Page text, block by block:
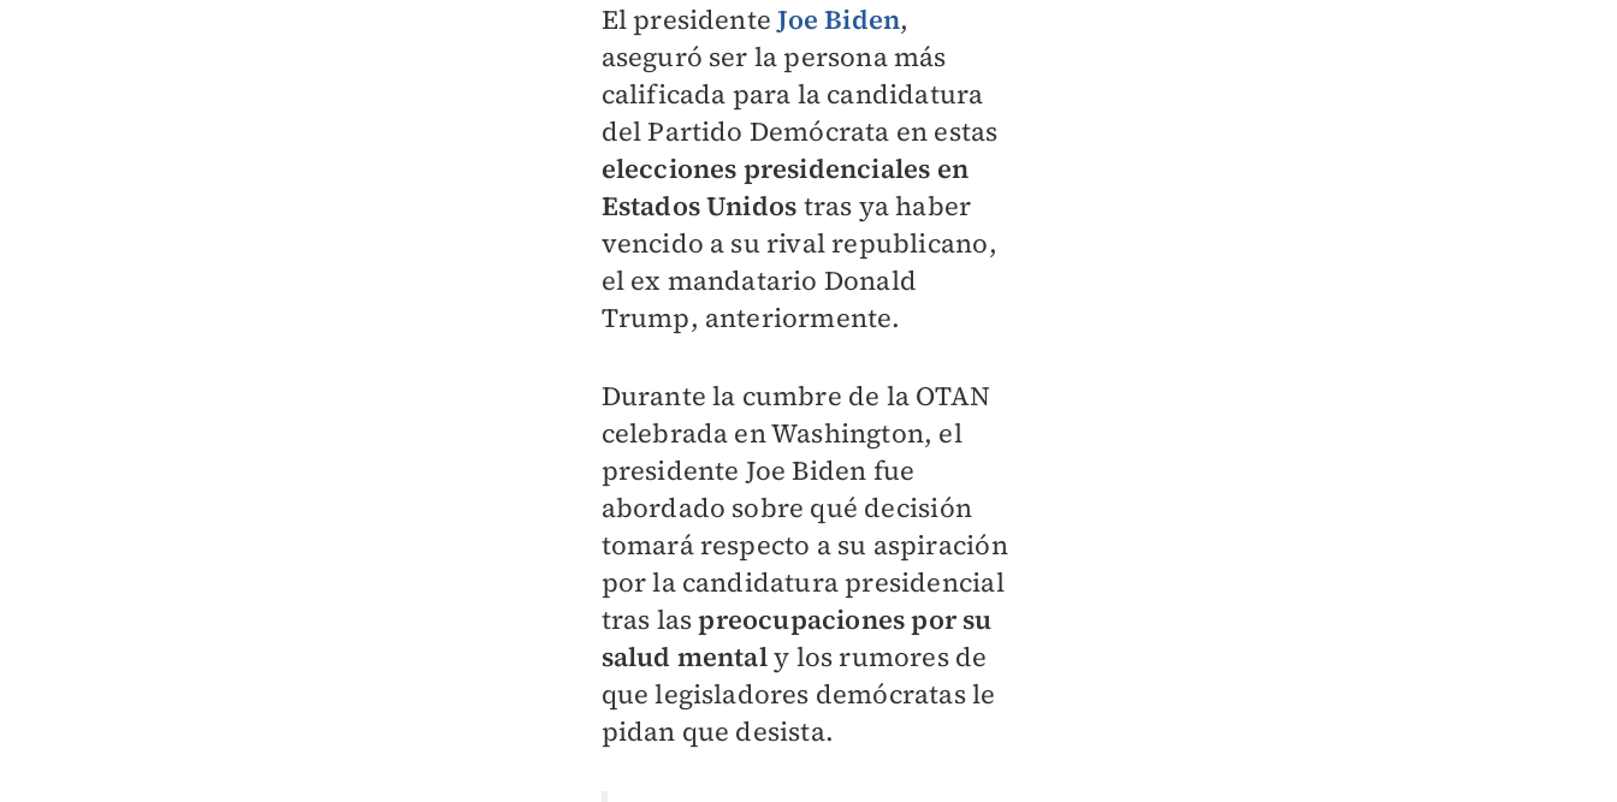
El presidenteJoe Biden,
aseguró ser la persona más
calificada para la candidatura
del Partido Demócrata en estas
elecciones presidenciales en
Estados Unidos tras ya haber
vencido a su rival republicano,
el ex mandatario Donald
Trump, anteriormente.
Durante la cumbre de la OTAN
celebrada en Washington, el
presidente Joe Biden fue
abordado sobre qué decisión
tomará respecto a su aspiración
por la candidatura presidencial
tras laspreocupaciones por su
salud mentaly los rumores de
que legisladores demócratas le
pidan que desista.